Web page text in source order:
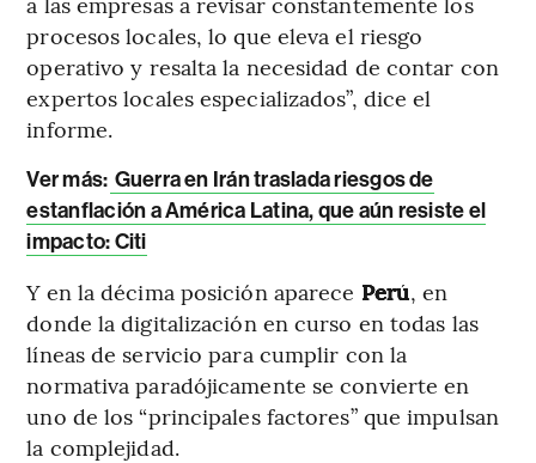
procesos locales, lo que eleva el riesgo
operativo y resalta la necesidad de contar con
expertos locales especializados”, dice el
informe.
Ver más: Guerra en Irán traslada riesgos de
estanflación a América Latina, que aún resiste el
impacto: Citi
Y en la décima posición aparece Perú, en
donde la digitalización en curso en todas las
líneas de servicio para cumplir con la
normativa paradójicamente se convierte en
uno de los “principales factores” que impulsan
la complejidad.